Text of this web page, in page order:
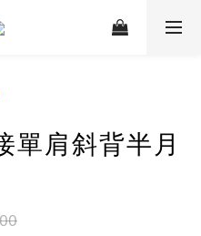
單肩斜背半月